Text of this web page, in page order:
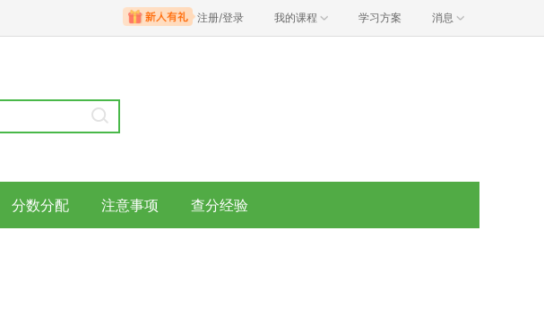
注册/登录 我的课程 学习方案 消息
分数分配 注意事项 查分经验